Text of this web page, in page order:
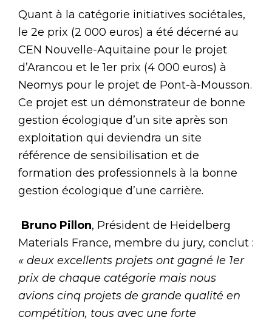
Quant à la catégorie initiatives sociétales,
le 2e prix (2 000 euros) a été décerné au
CEN Nouvelle-Aquitaine pour le projet
d’Arancou et le 1er prix (4 000 euros) à
Neomys pour le projet de Pont-à-Mousson.
Ce projet est un démonstrateur de bonne
gestion écologique d’un site après son
exploitation qui deviendra un site
référence de sensibilisation et de
formation des professionnels à la bonne
gestion écologique d’une carrière.
Bruno Pillon, Président de Heidelberg
Materials France, membre du jury, conclut :
« deux excellents projets ont gagné le 1er
prix de chaque catégorie mais nous
avions cinq projets de grande qualité en
compétition, tous avec une forte